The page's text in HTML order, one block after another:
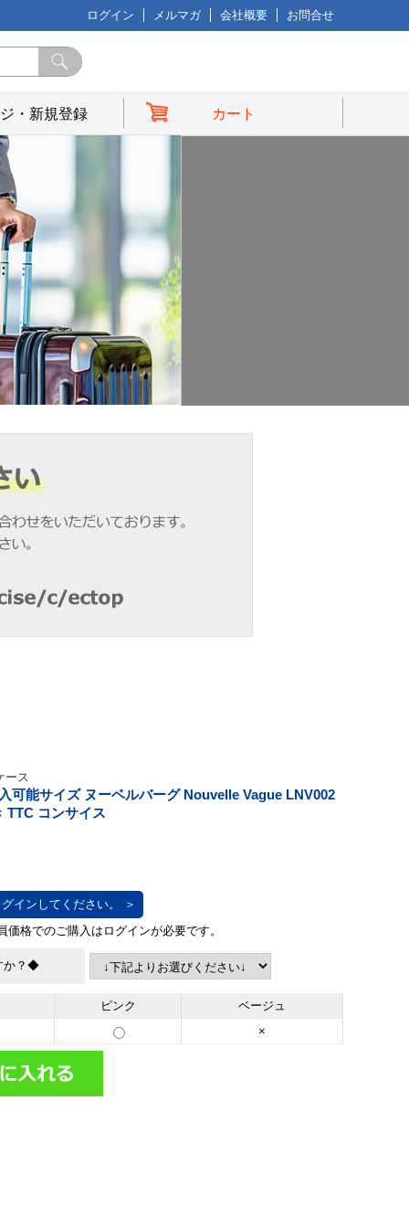
ログイン メルマガ 会社概要 お問合せ
・新規登録 カート
ース
可能サイズ ヌーベルバーグ Nouvelle Vague LNV002
TTC コンサイス
インしてください。 ＞
か？◆
ピンク
ベージュ
×